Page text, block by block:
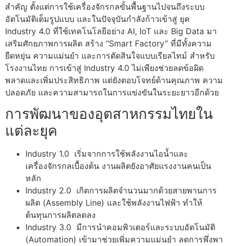
สำคัญ ตั้งแต่การใช้เครื่องจักรกลขั้นพื้นฐานไปจนถึงระบบ
อัตโนมัติเต็มรูปแบบ และในปัจจุบันกำลังก้าวเข้าสู่ ยุค
Industry 4.0 ที่ใช้เทคโนโลยีอย่าง AI, IoT และ Big Data มา
เสริมศักยภาพการผลิต สร้าง “Smart Factory” ที่มีทั้งความ
ยืดหยุ่น ความแม่นยำ และการตัดสินใจแบบเรียลไทม์ สำหรับ
โรงงานไทย การเข้าสู่ Industry 4.0 ไม่เพียงช่วยลดข้อผิด
พลาดและเพิ่มประสิทธิภาพ แต่ยังตอบโจทย์ด้านคุณภาพ ความ
ปลอดภัย และความสามารถในการแข่งขันในระยะยาวอีกด้วย
การพัฒนาของอุตสาหกรรมไทยใน
แต่ละยุค
Industry 1.0 เริ่มจากการใช้พลังงานไอน้ำและ
เครื่องจักรกลเบื้องต้น งานผลิตยังอาศัยแรงงานคนเป็น
หลัก
Industry 2.0 เกิดการผลิตจำนวนมากด้วยสายพานการ
ผลิต (Assembly Line) และใช้พลังงานไฟฟ้า ทำให้
ต้นทุนการผลิตลดลง
Industry 3.0 มีการนำคอมพิวเตอร์และระบบอัตโนมัติ
(Automation) เข้ามาช่วยเพิ่มความแม่นยำ ลดการพึ่งพา